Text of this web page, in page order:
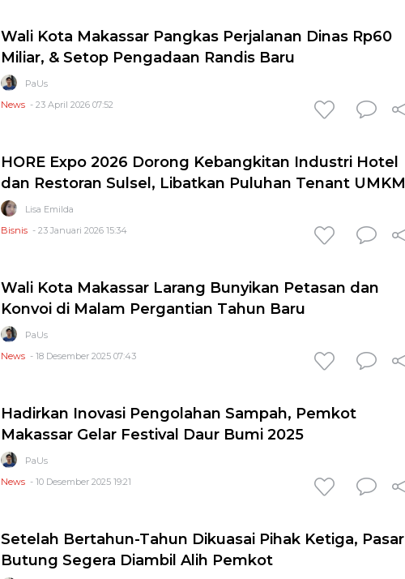
Wali Kota Makassar Pangkas Perjalanan Dinas Rp60
Miliar, & Setop Pengadaan Randis Baru
PaUs
News - 23 April 2026 07:52
HORE Expo 2026 Dorong Kebangkitan Industri Hotel
dan Restoran Sulsel, Libatkan Puluhan Tenant UMKM
Lisa Emilda
Bisnis - 23 Januari 2026 15:34
Wali Kota Makassar Larang Bunyikan Petasan dan
Konvoi di Malam Pergantian Tahun Baru
PaUs
News - 18 Desember 2025 07:43
Hadirkan Inovasi Pengolahan Sampah, Pemkot
Makassar Gelar Festival Daur Bumi 2025
PaUs
News - 10 Desember 2025 19:21
Setelah Bertahun-Tahun Dikuasai Pihak Ketiga, Pasar
Butung Segera Diambil Alih Pemkot